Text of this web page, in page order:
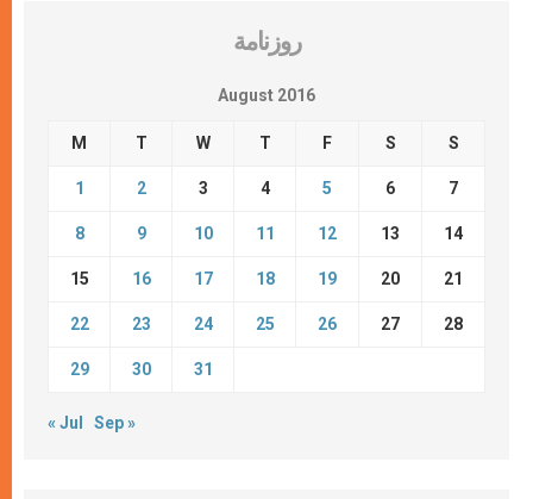
روزنامة
August 2016
M T W T F S S
1 2 3 4 5 6 7
8 9 10 11 12 13 14
15 16 17 18 19 20 21
22 23 24 25 26 27 28
29 30 31
« Jul Sep »